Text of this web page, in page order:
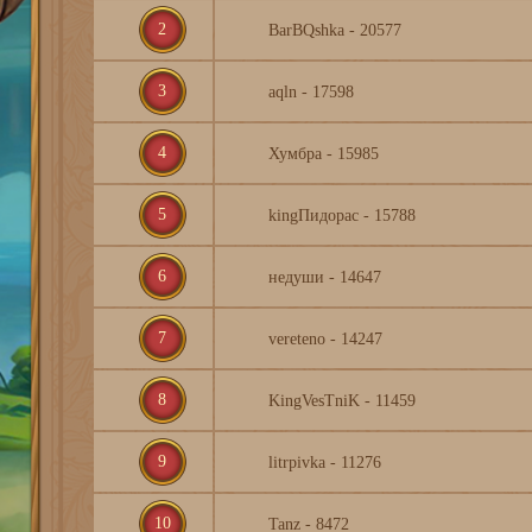
2 BarBQshkа - 20577
3 aqln - 17598
4 Хумбра - 15985
5 kingПидорас - 15788
6 недуши - 14647
7 vereteno - 14247
8 KingVesTniK - 11459
9 litrpivka - 11276
10 Tanz - 8472